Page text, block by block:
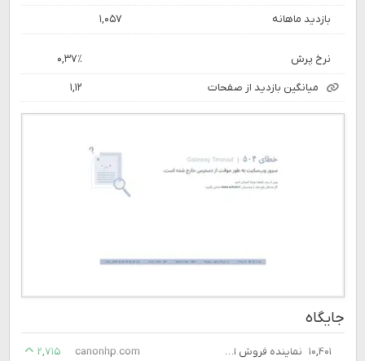
بازدید ماهانه ۱,۰۵۷
نرخ پرش ۰,۳۷٪
میانگین بازدید از صفحات ۱,۱۲
جایگاه
۱۰,۴۰۱ نماینده فروش اسکنر پرینتر فاکس کپی کارتریج، جهان چاپگر نوین canonhp.com
۲,۷۱۵